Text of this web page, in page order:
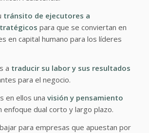
tránsito de ejecutores a
para que se conviertan en
en capital humano para los líderes
a traducir su labor y sus resultados
para el negocio.
en ellos una visión y pensamiento
enfoque dual corto y largo plazo.
para empresas que apuestan por